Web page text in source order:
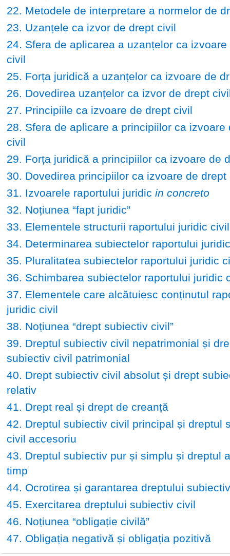
22. Metodele de interpretare a normelor de
23. Uzanțele ca izvor de drept civil
24. Sfera de aplicarea a uzanțelor ca izvoare
civil
25. Forța juridică a uzanțelor ca izvoare de
26. Dovedirea uzanțelor ca izvor de drept
27. Principiile ca izvoare de drept civil
28. Sfera de aplicare a principiilor ca izvoare
civil
29. Forța juridică a principiilor ca izvoare de
30. Dovedirea principiilor ca izvoare de drept
31. Izvoarele raportului juridic in concreto
32. Noțiunea “fapt juridic”
33. Elementele structurii raportului juridic civil
34. Determinarea subiectelor raportului
35. Pluralitatea subiectelor raportului juridic
36. Schimbarea subiectelor raportului juridic
37. Elementele care alcătuiesc conținutul
juridic civil
38. Noțiunea “drept subiectiv civil”
39. Dreptul subiectiv civil nepatrimonial și
subiectiv civil patrimonial
40. Drept subiectiv civil absolut și drept
relativ
41. Drept real și drept de creanță
42. Dreptul subiectiv civil principal și dreptul
civil accesoriu
43. Dreptul subiectiv pur și simplu și dreptul
timp
44. Ocrotirea și garantarea dreptului
45. Exercitarea dreptului subiectiv civil
46. Noțiunea “obligație civilă”
47. Obligația negativă și obligația pozitivă